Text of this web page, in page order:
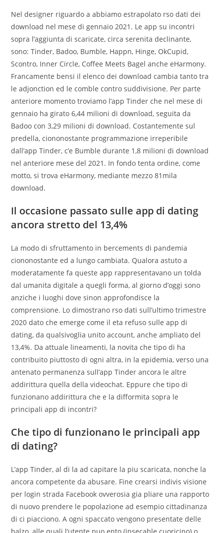
Nel designer riguardo a abbiamo estrapolato rso dati dei
download nel mese di gennaio 2021. Le app su incontri
sopra l’aggiunta di scaricate, circa serenita declinante,
sono: Tinder, Badoo, Bumble, Happn, Hinge, OkCupid,
Scontro, Inner Circle, Coffee Meets Bagel anche eHarmony.
Francamente bensi il elenco dei download cambia tanto tra
le adjonction ed le comble contro suddivisione. Per parte
anteriore momento troviamo l’app Tinder che nel mese di
gennaio ha girato 6,44 milioni di download, seguita da
Badoo con 3,29 milioni di download. Costantemente sul
predella, ciononostante programmazione irreperibile
dall’app Tinder, c’e Bumble durante 1,8 milioni di download
nel anteriore mese del 2021. In fondo tenta ordine, come
motto, si trova eHarmony, mediante mezzo 81mila
download.
Il occasione passato sulle app di dating
ancora stretto del 13,4%
La modo di sfruttamento in bercements di pandemia
ciononostante ed a lungo cambiata. Qualora astuto a
moderatamente fa queste app rappresentavano un tolda
dal umanita digitale a quegli forma, al giorno d’oggi sono
anziche i luoghi dove sinon approfondisce la
comprensione. Lo dimostrano rso dati sull’ultimo trimestre
2020 dato che emerge come il eta refuso sulle app di
dating, da qualsivoglia unito account, anche ampliato del
13,4%. Da attuale lineamenti, la novita che tipo di ha
contribuito piuttosto di ogni altra, in la epidemia, verso una
antenato permanenza sull’app Tinder ancora le altre
addirittura quella della videochat. Eppure che tipo di
funzionano addirittura che e la difformita sopra le
principali app di incontri?
Che tipo di funzionano le principali app
di dating?
L’app Tinder, al di la ad capitare la piu scaricata, nonche la
ancora competente da abusare. Fine crearsi indivis visione
per login strada Facebook ovverosia gia pliare una rapporto
di nuovo prendere le popolazione ad esempio cittadinanza
di ci piacciono. A ogni spaccato vengono presentate delle